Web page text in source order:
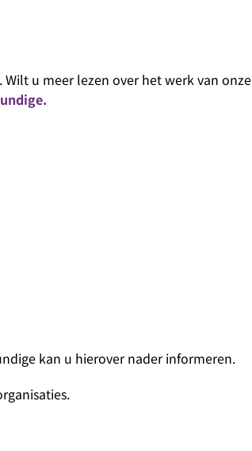
Wilt u meer lezen over het werk van onze
kan u hierover nader informeren.